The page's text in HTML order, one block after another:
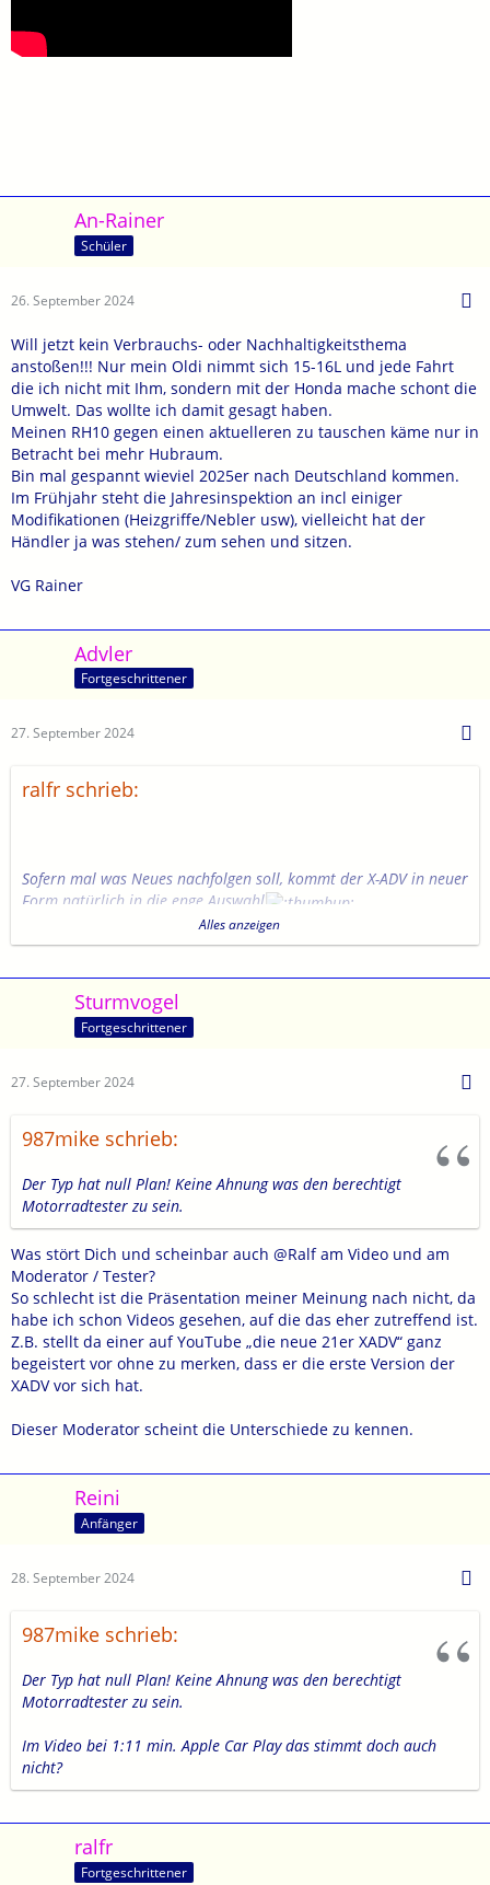
An-Rainer
Schüler
26. September 2024
Will jetzt kein Verbrauchs- oder Nachhaltigkeitsthema
anstoßen!!! Nur mein Oldi nimmt sich 15-16L und jede Fahrt
die ich nicht mit Ihm, sondern mit der Honda mache schont die
Umwelt. Das wollte ich damit gesagt haben.
Meinen RH10 gegen einen aktuelleren zu tauschen käme nur in
Betracht bei mehr Hubraum.
Bin mal gespannt wieviel 2025er nach Deutschland kommen.
Im Frühjahr steht die Jahresinspektion an incl einiger
Modifikationen (Heizgriffe/Nebler usw), vielleicht hat der
Händler ja was stehen/ zum sehen und sitzen.
VG Rainer
Advler
Fortgeschrittener
27. September 2024
ralfr schrieb:
Sofern mal was Neues nachfolgen soll, kommt der X-ADV in neuer
Form natürlich in die enge Auswahl
Ich mag das Konzept, dass in Mitteleuropa kaum einer versteht
Dazu fällt mir folgendes ein:
Alles anzeigen
Sturmvogel
Fortgeschrittener
27. September 2024
987mike schrieb:
Der Typ hat null Plan! Keine Ahnung was den berechtigt
Motorradtester zu sein.
Was stört Dich und scheinbar auch @Ralf am Video und am
Moderator / Tester?
So schlecht ist die Präsentation meiner Meinung nach nicht, da
habe ich schon Videos gesehen, auf die das eher zutreffend ist.
Z.B. stellt da einer auf YouTube „die neue 21er XADV“ ganz
begeistert vor ohne zu merken, dass er die erste Version der
XADV vor sich hat.
Dieser Moderator scheint die Unterschiede zu kennen.
Reini
Anfänger
28. September 2024
987mike schrieb:
Der Typ hat null Plan! Keine Ahnung was den berechtigt
Motorradtester zu sein.
Im Video bei 1:11 min. Apple Car Play das stimmt doch auch
nicht?
ralfr
Fortgeschrittener